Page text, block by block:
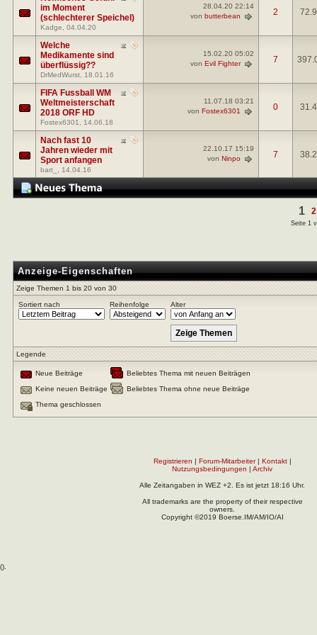
im Moment
(schlechterer Speichel)
Kadge , 04.04.20
28.04.20 22:14
von butterbean 2
Welche
Medikamente sind
überflüssig??
DrMedWurst , 18.01.16
15.02.20 05:02
von Evil Fighter 7
FIFA Fussball WM
Weltmeisterschaft
2018 ORF HD
Fostex6301 , 14.06.18
11.07.18 03:21
von Fostex6301 0
Nach fast 10
Jahren wieder mit
Sport anfangen
bart_ , 14.04.16
22.10.17 15:19
von Ninpo 7
1 2
Seite 1
Anzeige-Eigenschaften
Zeige Themen 1 bis 20 von 30
Sortiert nach Reihenfolge Alter
Legende
Neue Beiträge
Beliebtes Thema mit neuen Beiträgen
Keine neuen Beiträge
Beliebtes Thema ohne neue Beiträge
Thema geschlossen
Registrieren | Forum-Mitarbeiter| Kontakt|
Nutzungsbedingungen | Archiv
Alle Zeitangaben in WEZ +2. Es ist jetzt 18:16 Uhr.
All trademarks are the property of their respective
owners.
Copyright ©2019 Boerse.IM/AM/IO/AI
().